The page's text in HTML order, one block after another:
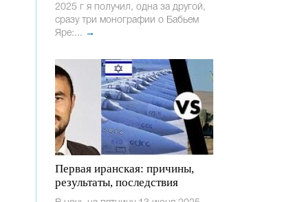
2025 г я получил, одна за другой,
сразу три монографии о Бабьем
Яре:... →
Первая иранская: причины,
результаты, последствия